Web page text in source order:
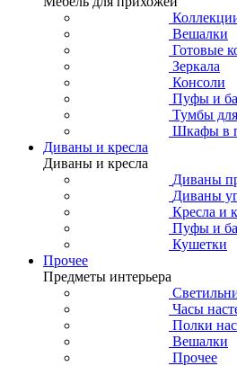
Вешалки
Готовые
Зеркала
Консоли
Пуфы и
Тумбы
Шкафы в
Диваны и кресла
Диваны и кресла
Диваны
Диваны
Кресла и
Пуфы и
Кушетки
Прочее
Предметы интерьера
Часы
Полки
Вешалки
Прочее